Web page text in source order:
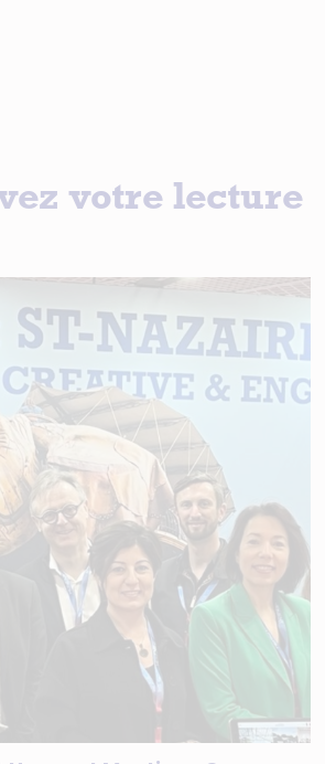
votre lecture